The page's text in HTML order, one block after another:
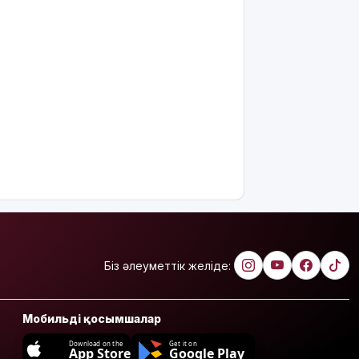
Біз әлеуметтік желіде:
Мобильді қосымшалар
Download on the
App Store
Get it on
Google Play